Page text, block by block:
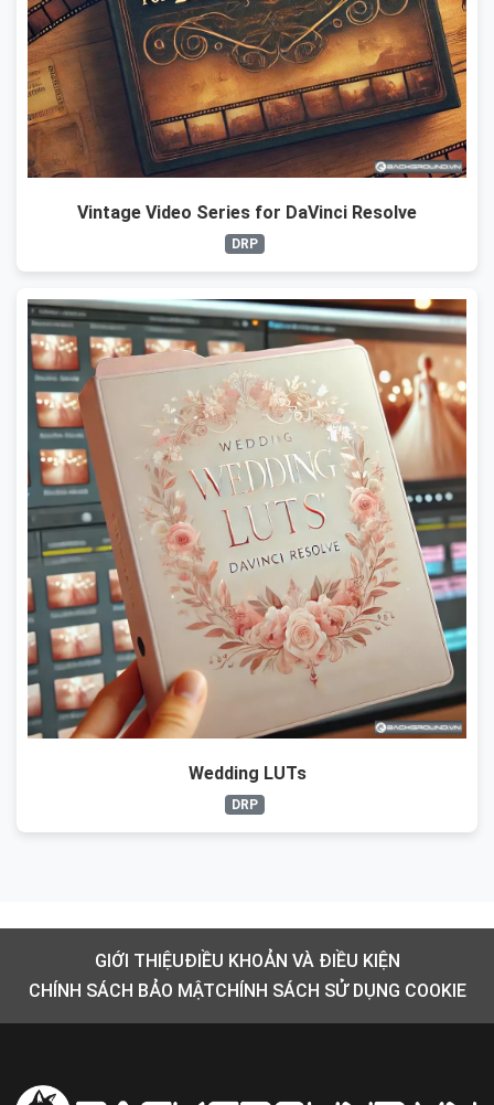
Vintage Video Series for DaVinci Resolve
DRP
Wedding LUTs
DRP
GIỚI THIỆUĐIỀU KHOẢN VÀ ĐIỀU KIỆN
CHÍNH SÁCH BẢO MẬTCHÍNH SÁCH SỬ DỤNG COOKIE